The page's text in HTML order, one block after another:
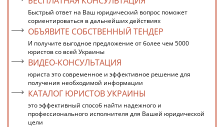
Быстрый ответ на Ваш юридический вопрос поможет
сориентироваться в дальнейших действиях
ОБЪЯВИТЕ СОБСТВЕННЫЙ ТЕНДЕР
И получите выгодное предложение от более чем 5000
юристов со всей Украины
ВИДЕО-КОНСУЛЬТАЦИЯ
юриста это современное и эффективное решение для
получения необходимой информации
КАТАЛОГ ЮРИСТОВ УКРАИНЫ
это эффективный способ найти надежного и
профессионального исполнителя для Вашей юридической
цели